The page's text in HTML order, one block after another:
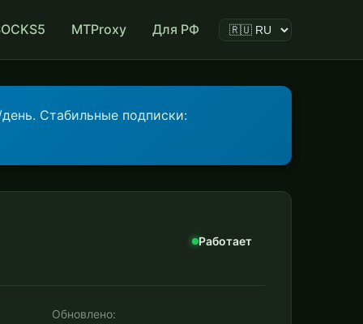
MTProxy Для РФ
Стабильные подписки:
Работает
Обновлено: